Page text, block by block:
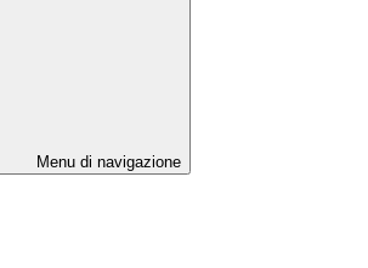
Menu di navigazione